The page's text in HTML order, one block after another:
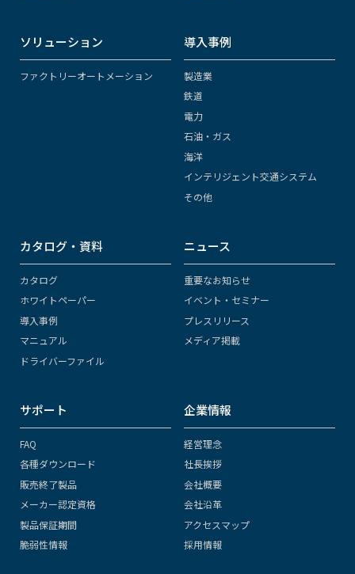
ソリューション
ファクトリーオートメーション
導入事例
製造業
鉄道
電力
石油・ガス
海洋
インテリジェント交通システム
その他
カタログ・資料
カタログ
ホワイトペーパー
導入事例
マニュアル
ドライバーファイル
ニュース
重要なお知らせ
イベント・セミナー
プレスリリース
メディア掲載
サポート
FAQ
各種ダウンロード
販売終了製品
メーカー認定資格
製品保証期間
脆弱性情報
企業情報
経営理念
社長挨拶
会社概要
会社沿革
アクセスマップ
採用情報